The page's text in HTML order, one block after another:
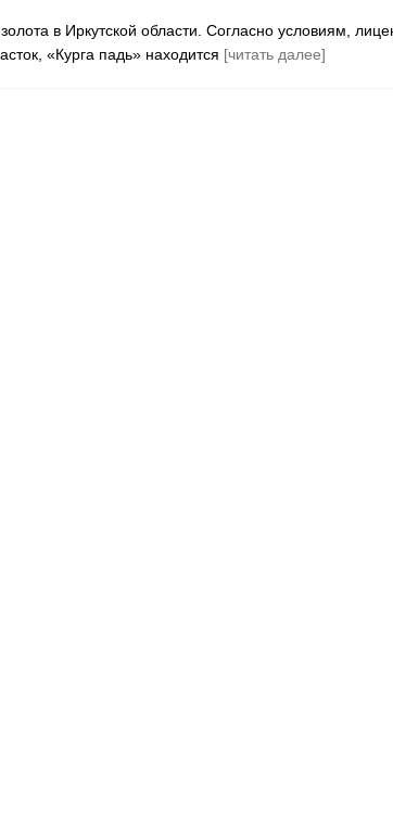
в Иркутской области. Согласно условиям,
«Курга падь» находится [читать далее]